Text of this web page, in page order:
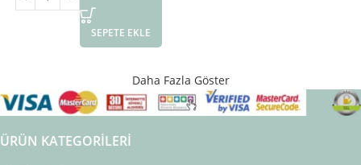
SEPETE EKLE
Daha Fazla Göster
ÜRÜN KATEGORILERI